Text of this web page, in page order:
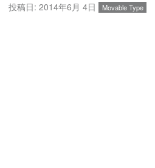
投稿日: 2014年6月 4日 Movable Type